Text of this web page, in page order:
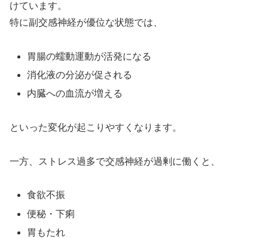
けています。
特に副交感神経が優位な状態では、
胃腸の蠕動運動が活発になる
消化液の分泌が促される
内臓への血流が増える
といった変化が起こりやすくなります。
一方、ストレス過多で交感神経が過剰に働くと、
食欲不振
便秘・下痢
胃もたれ